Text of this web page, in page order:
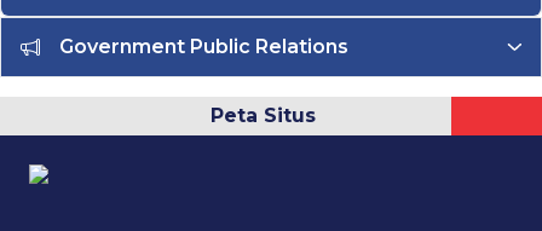
Government Public Relations
Peta Situs